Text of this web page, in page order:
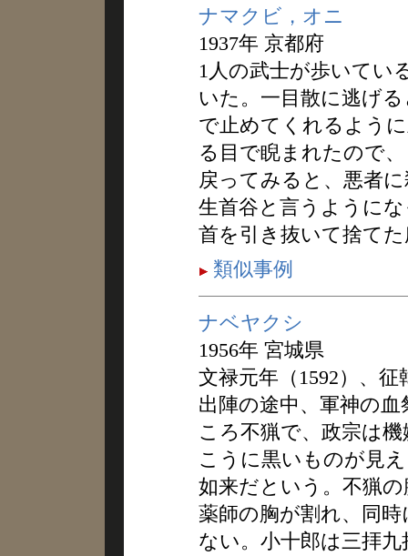
ナマクビ，オニ
1937年 京都府
1人の武士が歩いてい
いた。一目散に逃げ
で止めてくれるよう
る目で睨まれたので
戻ってみると、悪者
生首谷と言うように
首を引き抜いて捨て
類似事例
ナベヤクシ
1956年 宮城県
文禄元年（1592）、
出陣の途中、軍神の
ころ不猟で、政宗は
こうに黒いものが見
如来だという。不猟
薬師の胸が割れ、同
ない。小十郎は三拝